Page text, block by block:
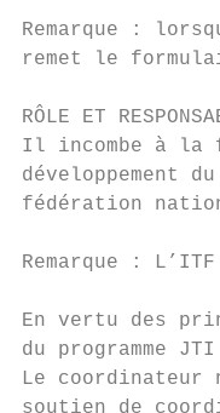
Remarque :
remet le
RÔLE ET
Il incombe à la
développement
fédération
Remarque :
En vertu des
du programme
Le
soutien de